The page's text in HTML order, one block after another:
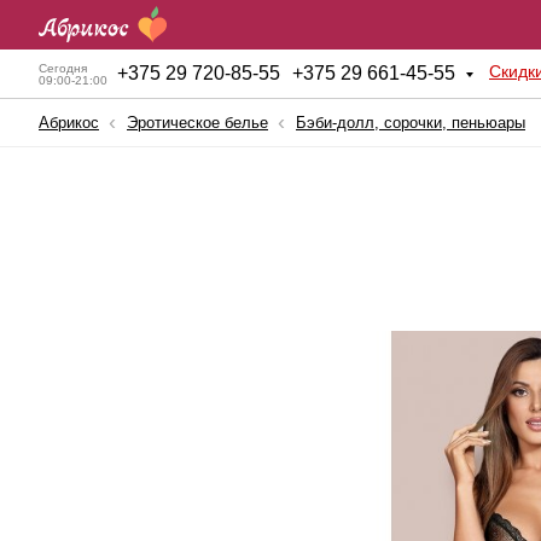
Сегодня
09:00-21:00
+375 29 720-85-55 +375 29 661-45-55
Фаллопротезы
Фаллоимитаторы
Абрикос Эротическое белье Бэби-долл, сорочки, пеньюары